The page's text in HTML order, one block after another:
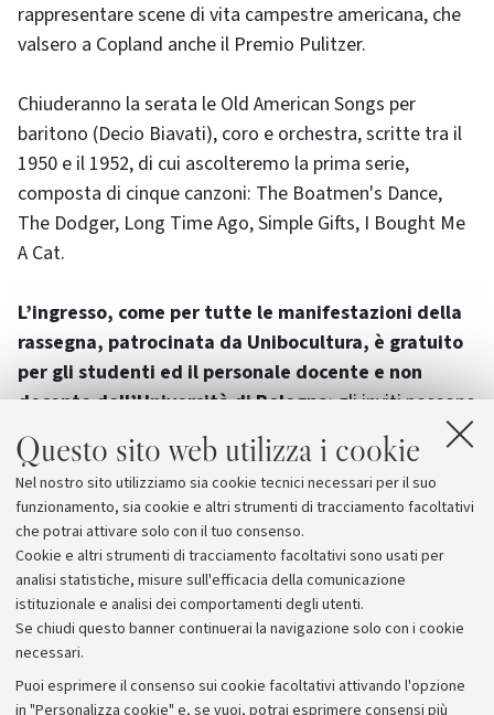
Questo sito web utilizza i cookie
Nel nostro sito utilizziamo sia cookie tecnici necessari per il suo
funzionamento, sia cookie e altri strumenti di tracciamento facoltativi
che potrai attivare solo con il tuo consenso.
Cookie e altri strumenti di tracciamento facoltativi sono usati per
analisi statistiche, misure sull'efficacia della comunicazione
istituzionale e analisi dei comportamenti degli utenti.
Se chiudi questo banner continuerai la navigazione solo con i cookie
necessari.
Puoi esprimere il consenso sui cookie facoltativi attivando l'opzione
in "Personalizza cookie" e, se vuoi, potrai esprimere consensi più
rappresentare scene di vita campestre americana, che
valsero a Copland anche il Premio Pulitzer.
Chiuderanno la serata le Old American Songs per
baritono (Decio Biavati), coro e orchestra, scritte tra il
1950 e il 1952, di cui ascolteremo la prima serie,
composta di cinque canzoni: The Boatmen's Dance,
The Dodger, Long Time Ago, Simple Gifts, I Bought Me
A Cat.
L’ingresso, come per tutte le manifestazioni della
rassegna, patrocinata da Unibocultura, è gratuito
per gli studenti ed il personale docente e non
docente dell’Università di Bologna; gli inviti possono
essere ritirati presso la sede dell’URP in Largo
Trombetti n. 1 dal lunedì al giovedì della settimana in
cui verrà svolto ciascun concerto (Lunedì, Martedì,
Mercoledì dalle 9 alle 12,30; Martedì e Giovedì dalle
14,30 alle16,30).
Archivio